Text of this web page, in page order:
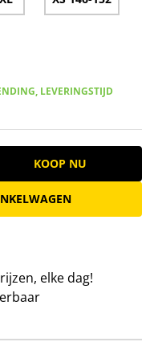
LEVERINGSTIJD
KOOP NU
elke dag!